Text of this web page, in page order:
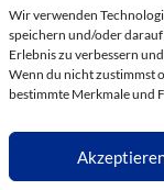
Wir verwenden
speichern und/oder
Erlebnis zu verbessern
Wenn du nicht zustimmst
bestimmte Merkmale und